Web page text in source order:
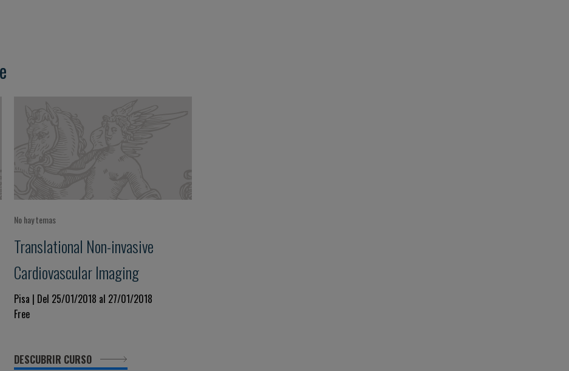
No hay temas
Translational Non-invasive
Cardiovascular Imaging
Pisa | Del 25/01/2018 al 27/01/2018
Free
DESCUBRIR CURSO